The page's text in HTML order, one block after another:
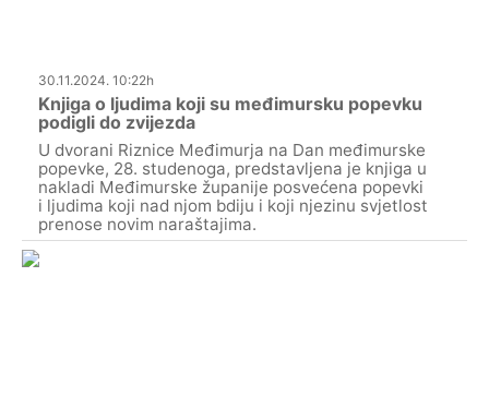
30.11.2024. 10:22h
Knjiga o ljudima koji su međimursku popevku
podigli do zvijezda
U dvorani Riznice Međimurja na Dan međimurske
popevke, 28. studenoga, predstavljena je knjiga u
nakladi Međimurske županije posvećena popevki
i ljudima koji nad njom bdiju i koji njezinu svjetlost
prenose novim naraštajima.